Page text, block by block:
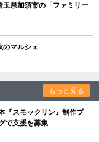
県加須市の「ファミリー
のマルシェ
もっと見る
『スモックリン』制作プ
で支援を募集